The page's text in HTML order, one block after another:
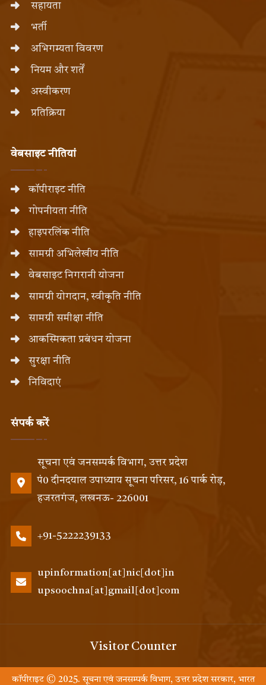
सहायता
भर्ती
अभिगम्यता विवरण
नियम और शर्तें
अस्वीकरण
प्रतिक्रिया
वेबसाइट नीतियां
कॉपीराइट नीति
गोपनीयता नीति
हाइपरलिंक नीति
सामग्री अभिलेखीय नीति
वेबसाइट निगरानी योजना
सामग्री योगदान, स्वीकृति नीति
सामग्री समीक्षा नीति
आकस्मिकता प्रबंधन योजना
सुरक्षा नीति
निविदाएं
संपर्क करें
सूचना एवं जनसम्पर्क विभाग, उत्तर प्रदेश
पं0 दीनदयाल उपाध्याय सूचना परिसर, 16 पार्क रोड़,
हजरतगंज, लखनऊ- 226001
+91-5222239133
upinformation[at]nic[dot]in
upsoochna[at]gmail[dot]com
Visitor Counter
कॉपीराइट © 2025. सूचना एवं जनसम्पर्क विभाग, उत्तर प्रदेश सरकार, भारत